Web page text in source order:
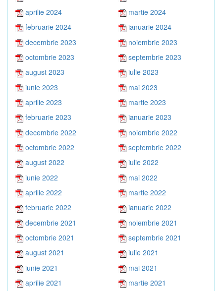
aprilie 2024
martie 2024
februarie 2024
ianuarie 2024
decembrie 2023
noiembrie 2023
octombrie 2023
septembrie 2023
august 2023
iulie 2023
iunie 2023
mai 2023
aprilie 2023
martie 2023
februarie 2023
ianuarie 2023
decembrie 2022
noiembrie 2022
octombrie 2022
septembrie 2022
august 2022
iulie 2022
iunie 2022
mai 2022
aprilie 2022
martie 2022
februarie 2022
ianuarie 2022
decembrie 2021
noiembrie 2021
octombrie 2021
septembrie 2021
august 2021
iulie 2021
iunie 2021
mai 2021
aprilie 2021
martie 2021